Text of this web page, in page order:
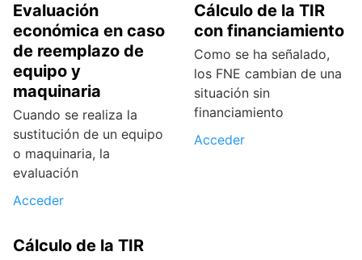
Evaluación
económica en caso
de reemplazo de
equipo y
maquinaria
Cuando se realiza la
sustitución de un equipo
o maquinaria, la
evaluación
Acceder
Cálculo de la TIR
con financiamiento
Como se ha señalado,
los FNE cambian de una
situación sin
financiamiento
Acceder
Cálculo de la TIR